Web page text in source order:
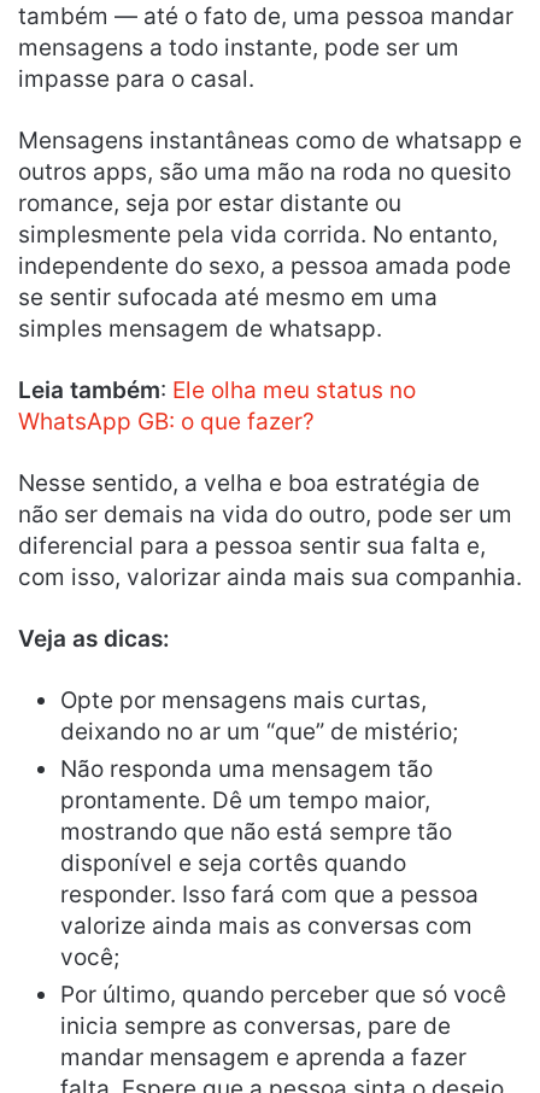
também — até o fato de, uma pessoa mandar
mensagens a todo instante, pode ser um
impasse para o casal.
Mensagens instantâneas como de whatsapp e
outros apps, são uma mão na roda no quesito
romance, seja por estar distante ou
simplesmente pela vida corrida. No entanto,
independente do sexo, a pessoa amada pode
se sentir sufocada até mesmo em uma
simples mensagem de whatsapp.
Leia também: Ele olha meu status no
WhatsApp GB: o que fazer?
Nesse sentido, a velha e boa estratégia de
não ser demais na vida do outro, pode ser um
diferencial para a pessoa sentir sua falta e,
com isso, valorizar ainda mais sua companhia.
Veja as dicas:
Opte por mensagens mais curtas,
deixando no ar um “que” de mistério;
Não responda uma mensagem tão
prontamente. Dê um tempo maior,
mostrando que não está sempre tão
disponível e seja cortês quando
responder. Isso fará com que a pessoa
valorize ainda mais as conversas com
você;
Por último, quando perceber que só você
inicia sempre as conversas, pare de
mandar mensagem e aprenda a fazer